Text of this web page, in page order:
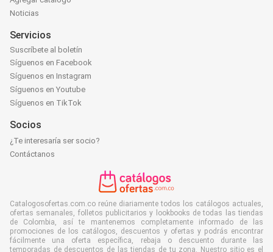
Noticias
Servicios
Suscríbete al boletín
Síguenos en Facebook
Síguenos en Instagram
Síguenos en Youtube
Síguenos en TikTok
Socios
¿Te interesaría ser socio?
Contáctanos
Catalogosofertas.com.co reúne diariamente todos los catálogos actuales,
ofertas semanales, folletos publicitarios y lookbooks de todas las tiendas
de Colombia, así te mantenemos completamente informado de las
promociones de los catálogos, descuentos y ofertas y podrás encontrar
fácilmente una oferta específica, rebaja o descuento durante las
temporadas de descuentos de las tiendas de tu zona. Nuestro sitio es el